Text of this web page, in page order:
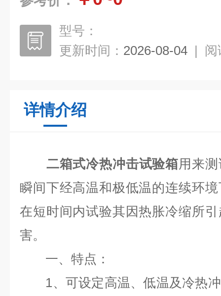
型号：
更新时间： 2026-08-04 | 阅
详情介绍
二箱式冷热冲击试验箱用来
瞬间下经高温和极低温的连续环
在短时间内试验其因热胀冷缩所
害。
一、 特点：
1、 可设定高温、低温及冷热